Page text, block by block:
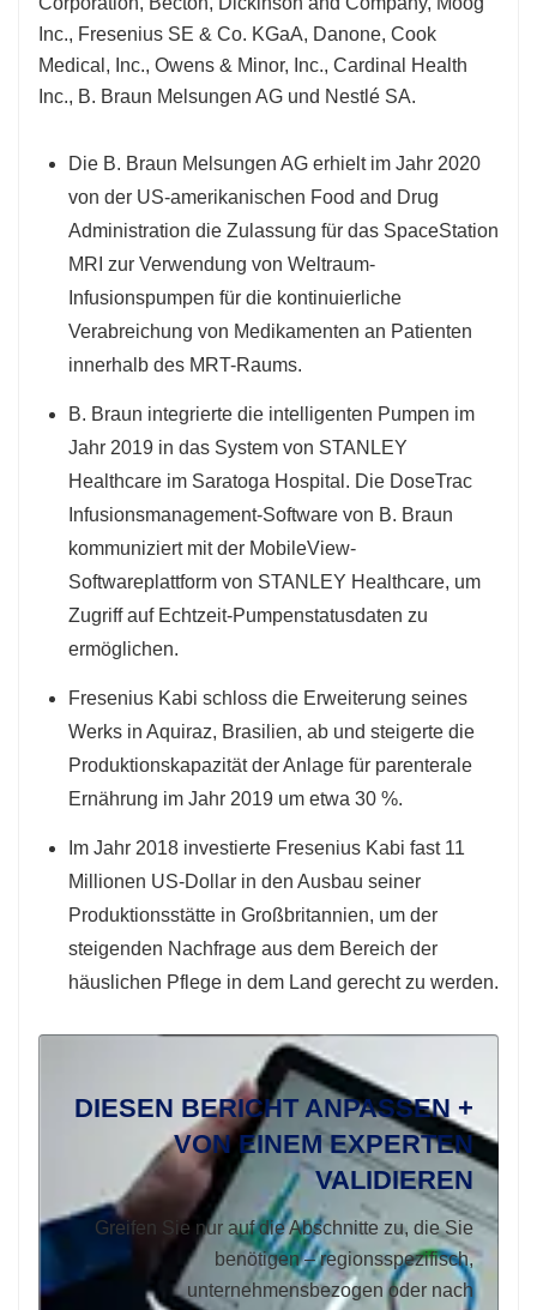
Inc., Fresenius SE & Co. KGaA, Danone, Cook
Medical, Inc., Owens & Minor, Inc., Cardinal Health
Inc., B. Braun Melsungen AG und Nestlé SA.
Die B. Braun Melsungen AG erhielt im Jahr 2020
von der US-amerikanischen Food and Drug
Administration die Zulassung für das SpaceStation
MRI zur Verwendung von Weltraum-
Infusionspumpen für die kontinuierliche
Verabreichung von Medikamenten an Patienten
innerhalb des MRT-Raums.
B. Braun integrierte die intelligenten Pumpen im
Jahr 2019 in das System von STANLEY
Healthcare im Saratoga Hospital. Die DoseTrac
Infusionsmanagement-Software von B. Braun
kommuniziert mit der MobileView-
Softwareplattform von STANLEY Healthcare, um
Zugriff auf Echtzeit-Pumpenstatusdaten zu
ermöglichen.
Fresenius Kabi schloss die Erweiterung seines
Werks in Aquiraz, Brasilien, ab und steigerte die
Produktionskapazität der Anlage für parenterale
Ernährung im Jahr 2019 um etwa 30 %.
Im Jahr 2018 investierte Fresenius Kabi fast 11
Millionen US-Dollar in den Ausbau seiner
Produktionsstätte in Großbritannien, um der
steigenden Nachfrage aus dem Bereich der
häuslichen Pflege in dem Land gerecht zu werden.
DIESEN BERICHT ANPASSEN +
VON EINEM EXPERTEN
VALIDIEREN
Greifen Sie nur auf die Abschnitte zu, die Sie
benötigen – regionsspezifisch,
unternehmensbezogen oder nach